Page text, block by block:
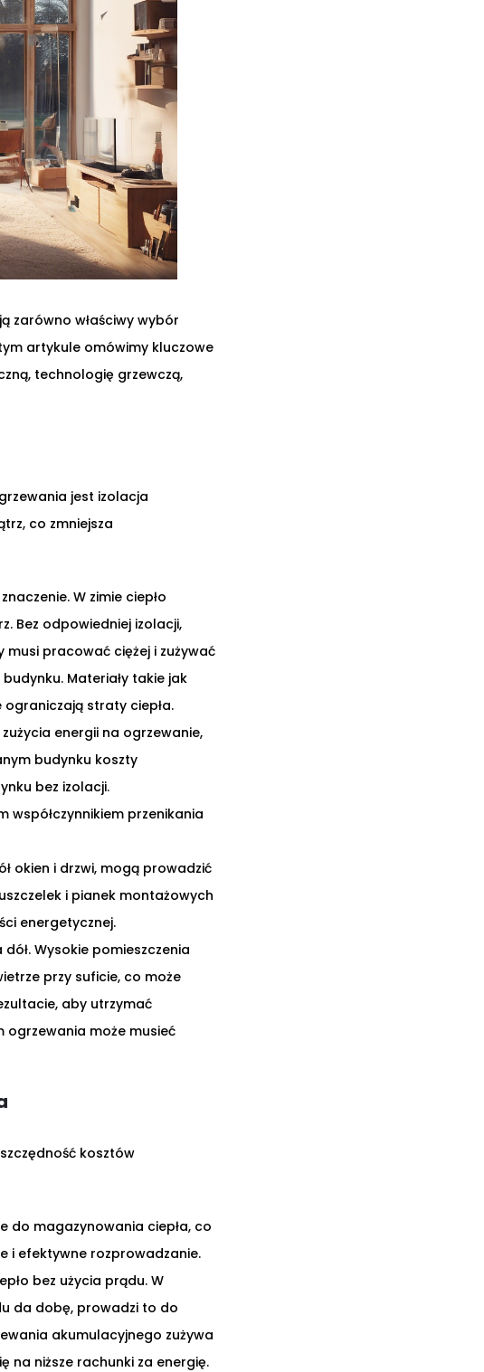
zarówno właściwy wybór
artykule omówimy kluczowe
technologię grzewczą,
jest izolacja
co zmniejsza
W zimie ciepło
Bez odpowiedniej izolacji,
musi pracować ciężej i zużywać
Materiały takie jak
straty ciepła.
energii na ogrzewanie,
budynku koszty
bez izolacji.
współczynnikiem przenikania
okien i drzwi, mogą prowadzić
i pianek montażowych
energetycznej.
Wysokie pomieszczenia
przy suficie, co może
aby utrzymać
może musieć
kosztów
do magazynowania ciepła, co
i efektywne rozprowadzanie.
bez użycia prądu. W
da dobę, prowadzi to do
akumulacyjnego zużywa
na niższe rachunki za energię.